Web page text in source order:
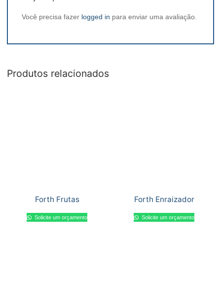
Você precisa fazer logged in para enviar uma avaliação.
Produtos relacionados
Forth Frutas
Solicite um orçamento
Forth Enraizador
Solicite um orçamento